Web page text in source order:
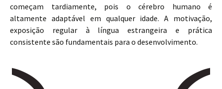
começam tardiamente, pois o cérebro humano é
altamente adaptável em qualquer idade. A motivação,
exposição regular à língua estrangeira e prática
consistente são fundamentais para o desenvolvimento.